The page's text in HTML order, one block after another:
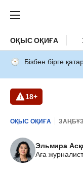
ОҚЫС ОҚИҒА
Бізбен бірге
18+
ОҚЫС ОҚИҒА
Эльмира
Аға журналист